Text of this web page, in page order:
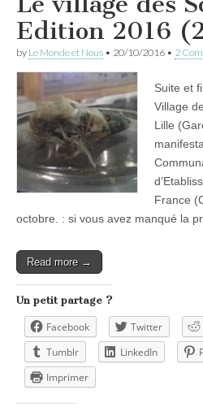
Edition 2016
by Le Monde et Nous • 20/10/2016 • 2
Suite et
Village
Lille
France
octobre. : si vous avez manqué la
Read more →
Un petit partage ?
Facebook Twitter
Tumblr
LinkedIn
Imprimer